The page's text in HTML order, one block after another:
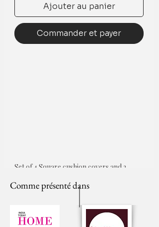
Ajouter au panier
Commander et payer
Set of 4 Square cushion covers and 2
Comme présenté dans